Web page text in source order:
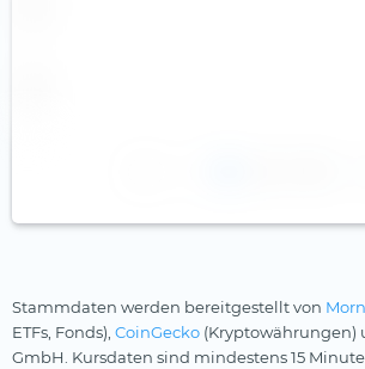
Stammdaten werden bereitgestellt von
ETFs, Fonds), CoinGecko (Kryptowährungen)
GmbH. Kursdaten sind mindestens 15